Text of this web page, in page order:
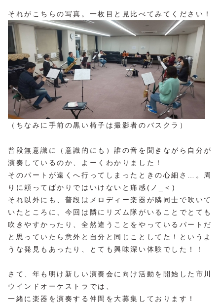
それがこちらの写真。一枚目と見比べてみてください！
（ちなみに手前の黒い椅子は撮影者のバスクラ）
普段無意識に（意識的にも）誰の音を聞きながら自分が
演奏しているのか、よーくわかりました！
そのパートが遠くへ行ってしまったときの心細さ…。周
りに頼ってばかりではいけないと痛感(ノ_＜)
それ以外にも、普段はメロディー楽器が隣同士で吹いて
いたところに、今回は隣にリズム隊がいることでとても
吹きやすかったり、全然違うことをやっているパートだ
と思っていたら意外と自分と同じことしてた！というよ
うな発見もあったり、とても興味深い体験でした！！
さて、年も明け新しい演奏会に向け活動を開始した市川
ウインドオーケストラでは、
一緒に楽器を演奏する仲間を大募集しております！